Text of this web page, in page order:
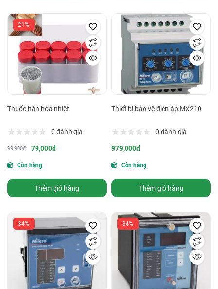
21%
Thuốc hàn hóa nhiệt
0 đánh giá
99,900đ 79,000đ
Còn hàng
Thêm giỏ hàng
Thiết bị bảo vệ điện áp MX210
0 đánh giá
979,000đ
Còn hàng
Thêm giỏ hàng
34% 34%